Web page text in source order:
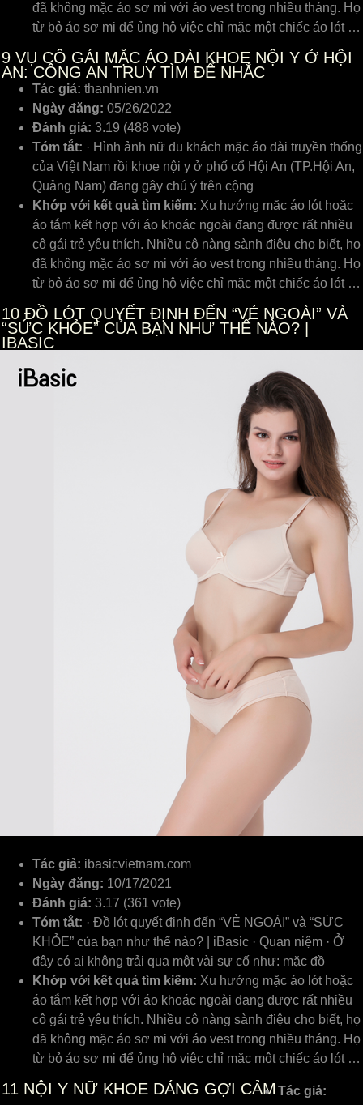
đã không mặc áo sơ mi với áo vest trong nhiều tháng. Họ
từ bỏ áo sơ mi để ủng hộ việc chỉ mặc một chiếc áo lót …
9 VỤ CÔ GÁI MẶC ÁO DÀI KHOE NỘI Y Ở HỘI
AN: CÔNG AN TRUY TÌM ĐỂ NHẮC
Tác giả: thanhnien.vn
Ngày đăng: 05/26/2022
Đánh giá: 3.19 (488 vote)
Tóm tắt: · Hình ảnh nữ du khách mặc áo dài truyền thống
của Việt Nam rồi khoe nội y ở phố cổ Hội An (TP.Hội An,
Quảng Nam) đang gây chú ý trên cộng
Khớp với kết quả tìm kiếm: Xu hướng mặc áo lót hoặc
áo tắm kết hợp với áo khoác ngoài đang được rất nhiều
cô gái trẻ yêu thích. Nhiều cô nàng sành điệu cho biết, họ
đã không mặc áo sơ mi với áo vest trong nhiều tháng. Họ
từ bỏ áo sơ mi để ủng hộ việc chỉ mặc một chiếc áo lót …
10 ĐỒ LÓT QUYẾT ĐỊNH ĐẾN “VẺ NGOÀI” VÀ
“SỨC KHỎE” CỦA BẠN NHƯ THẾ NÀO? |
IBASIC
Tác giả: ibasicvietnam.com
Ngày đăng: 10/17/2021
Đánh giá: 3.17 (361 vote)
Tóm tắt: · Đồ lót quyết định đến “VẺ NGOÀI” và “SỨC
KHỎE” của bạn như thế nào? | iBasic · Quan niệm · Ở
đây có ai không trải qua một vài sự cố như: mặc đồ
Khớp với kết quả tìm kiếm: Xu hướng mặc áo lót hoặc
áo tắm kết hợp với áo khoác ngoài đang được rất nhiều
cô gái trẻ yêu thích. Nhiều cô nàng sành điệu cho biết, họ
đã không mặc áo sơ mi với áo vest trong nhiều tháng. Họ
từ bỏ áo sơ mi để ủng hộ việc chỉ mặc một chiếc áo lót …
11 NỘI Y NỮ KHOE DÁNG GỢI CẢM Tác giả: